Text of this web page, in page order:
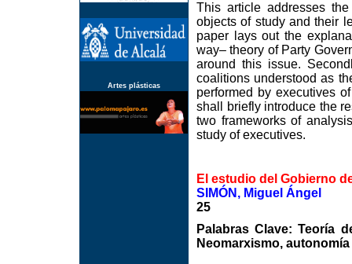
Artes plásticas
This article addresses
objects of study and their
paper lays out the
way– theory of Party
around this issue.
coalitions understood as
performed by executives
shall briefly introduce the
two frameworks of
study of executives.
El estudio del Gobierno
SIMÓN, Miguel Ángel
25
Palabras Clave: Teoría
Neomarxismo,